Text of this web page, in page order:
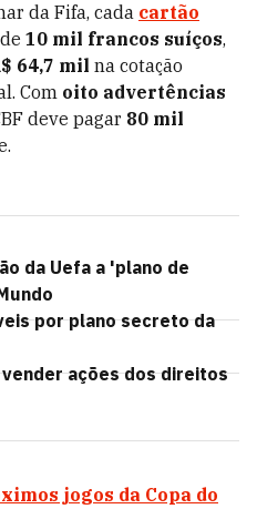
da Fifa, cada cartão
10 mil francos suíços,
64,7 mil na cotação
Com oito advertências
deve pagar 80 mil
da Uefa a 'plano de
por plano secreto da
ações dos direitos
jogos da Copa do